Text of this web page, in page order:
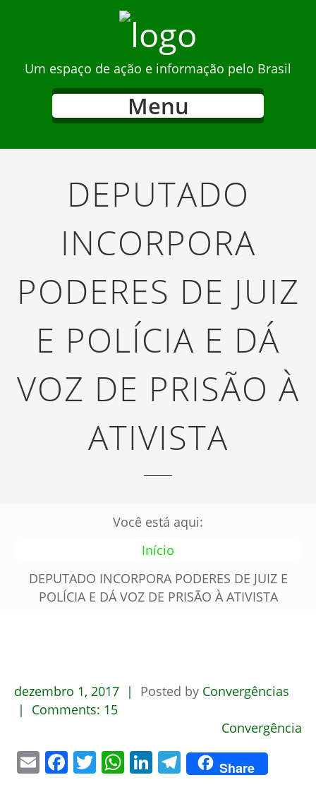
Um espaço de ação e informação pelo Brasil
Menu
DEPUTADO
INCORPORA
PODERES DE JUIZ
E POLÍCIA E DÁ
VOZ DE PRISÃO À
ATIVISTA
Você está aqui:
Início
DEPUTADO INCORPORA PODERES DE JUIZ E
POLÍCIA E DÁ VOZ DE PRISÃO À ATIVISTA
dezembro 1, 2017 Posted by Convergências
Comments: 15
Convergência
EmailFacebook
Twitter
WhatsApp
LinkedIn
Telegram
Share